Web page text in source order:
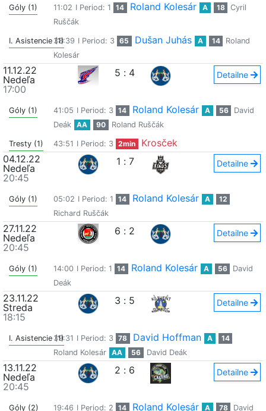
Góly (1) 11:02 I Period: 1 14 Roland Kolesár A 18
Cyril
Ruščák
I. Asistencie (1)38:39 I Period: 3 65 Dušan Juhás A 14
Roland
Kolesár
11.12.22
Nedeľa
17:00
5 : 4 Detailne
Góly (1) 41:05 I Period: 3 14 Roland Kolesár A 56
David
Deák
AA 90 Roland Ruščák
Tresty (1) 43:51 I Period: 3 2min
Krosček
04.12.22
Nedeľa
20:45
1 : 7 Detailne
Góly (1) 05:02 I Period: 1 14 Roland Kolesár A
12
Richard Ruščák
27.11.22
Nedeľa
20:45
6 : 2 Detailne
Góly (1) 14:00 I Period: 1 14 Roland Kolesár A 56
David
Deák
23.11.22
Streda
18:15
3 : 5 Detailne
I. Asistencie (1)39:31 I Period: 3 78 David Hoffman A
14
Roland Kolesár
AA 56 David Deák
13.11.22
Nedeľa
20:45
2 : 6 Detailne
Góly (2) 19:46 I Period: 2 14 Roland Kolesár A 78 David